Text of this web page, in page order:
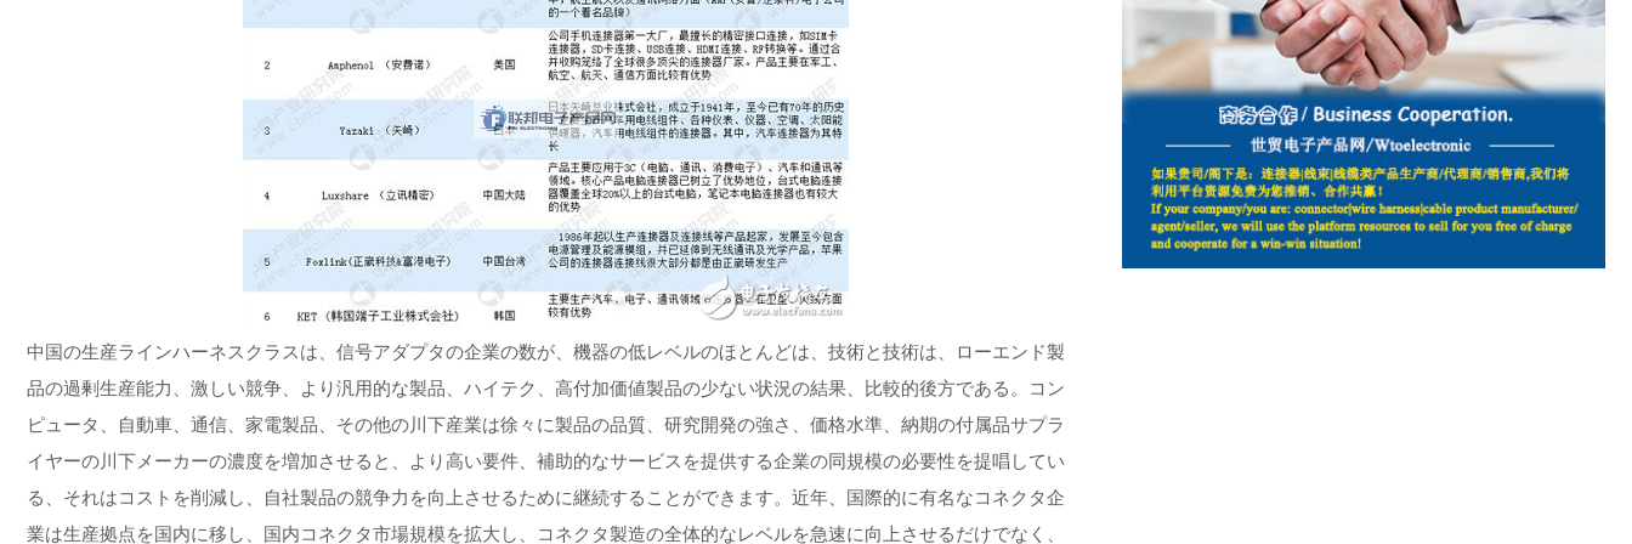
中国の生産ラインハーネスクラスは、信号アダプタの企業の数が、機器の低レベルのほとんどは、技術と技術は、ローエンド製
品の過剰生産能力、激しい競争、より汎用的な製品、ハイテク、高付加価値製品の少ない状況の結果、比較的後方である。コン
ピュータ、自動車、通信、家電製品、その他の川下産業は徐々に製品の品質、研究開発の強さ、価格水準、納期の付属品サプラ
イヤーの川下メーカーの濃度を増加させると、より高い要件、補助的なサービスを提供する企業の同規模の必要性を提唱してい
る、それはコストを削減し、自社製品の競争力を向上させるために継続することができます。近年、国際的に有名なコネクタ企
業は生産拠点を国内に移し、国内コネクタ市場規模を拡大し、コネクタ製造の全体的なレベルを急速に向上させるだけでなく、